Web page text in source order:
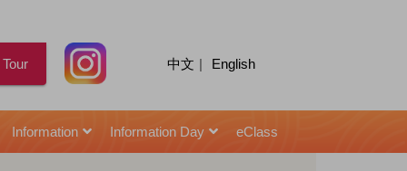
中文 | English
Information Information Day eClass